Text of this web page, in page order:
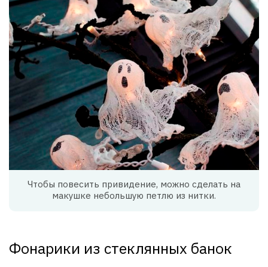
Чтобы повесить привидение, можно сделать на
макушке небольшую петлю из нитки.
Фонарики из стеклянных банок